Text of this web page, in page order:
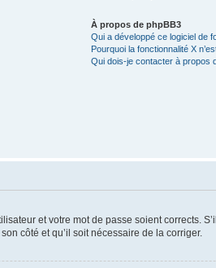
À propos de phpBB3
Qui a développé ce logiciel de
Pourquoi la fonctionnalité X
Qui dois-je contacter à propos
et votre mot de passe soient corrects.
côté et qu’il soit nécessaire de la corriger.